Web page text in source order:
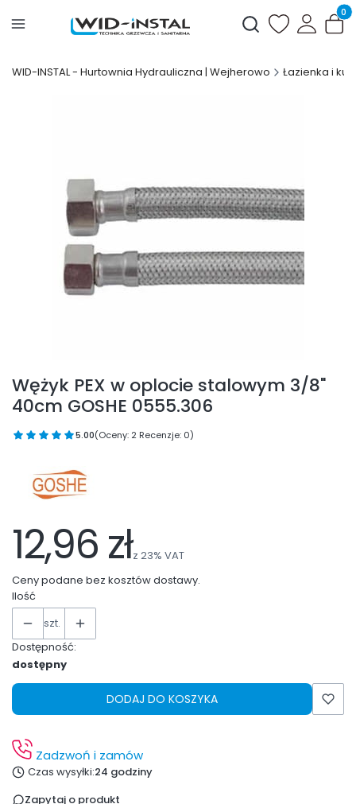
Otwórz
WID-INSTAL - Hurtownia Hydrauliczna | Wejherowo Łazienka i
Wężyk PEX w oplocie stalowym 3/8"
40cm GOSHE 0555.306
5.00(Oceny: 2 Recenzje: 0)
12,96 złz 23% VAT
Ceny podane bez kosztów dostawy.
Ilość
szt.
Dostępność:
dostępny
DODAJ DO KOSZYKA
Zadzwoń i zamów
Czas wysyłki:24 godziny
Zapytaj o produkt